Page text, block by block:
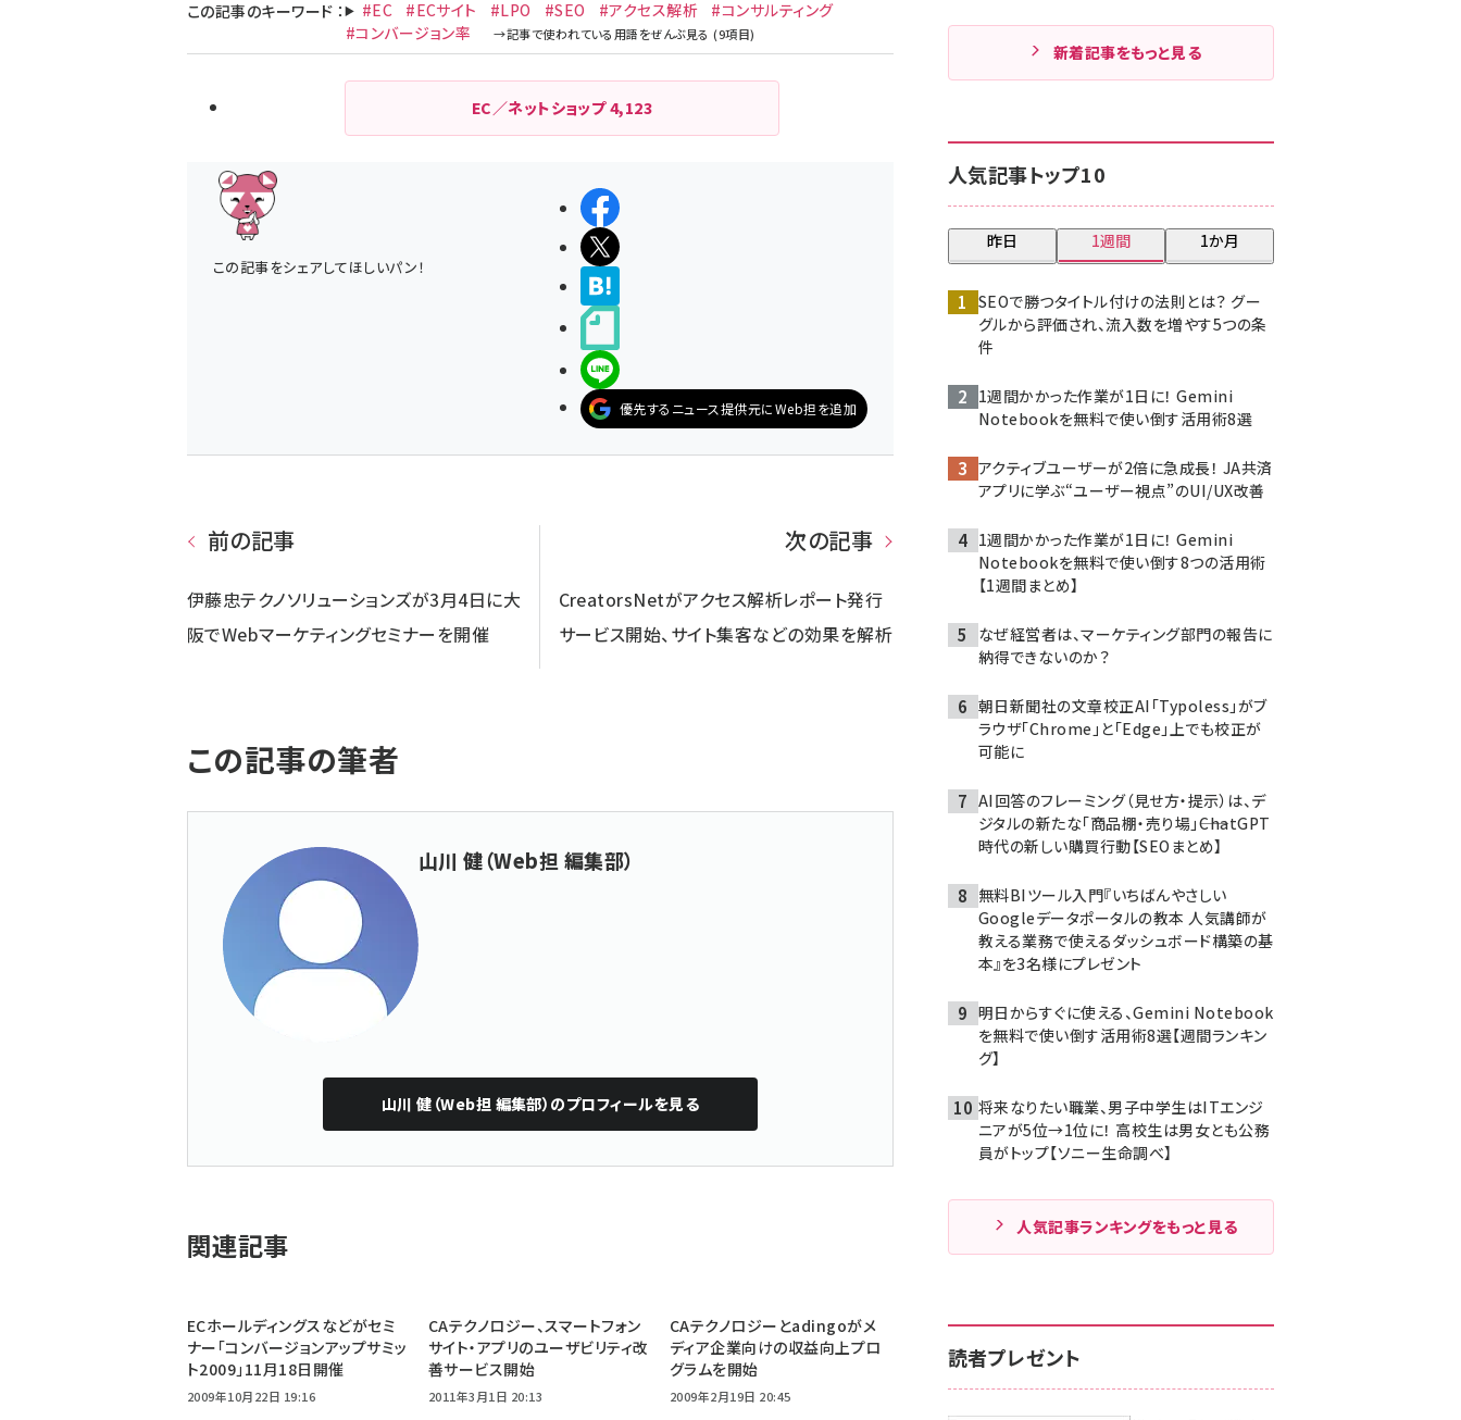
この記事のキーワード ： #EC #ECサイト #LPO #SEO #アクセス解析
#コンサルティング
#コンバージョン率
EC／ネットショップ4,123
この記事をシェアしてほしいパン！
シェアする
ポストする
LINEで送る
優先するニュース提供元にWeb担を追加
前の記事
伊藤忠テクノソリューションズが3月4日に大
阪でWebマーケティングセミナーを開催
次の記事
CreatorsNetがアクセス解析レポート発行
サービス開始、サイト集客などの効果を解析
この記事の筆者
山川 健（Web担 編集部）
山川 健（Web担 編集部） のプロフィールを見る
関連記事
ECホールディングスなどがセミ
ナー「コンバージョンアップサミッ
ト2009」11月18日開催
2009年10月22日 19:16
CAテクノロジー、スマートフォン
サイト・アプリのユーザビリティ改
善サービス開始
2011年3月1日 20:13
CAテクノロジーとadingoがメ
ディア企業向けの収益向上プロ
グラムを開始
2009年2月19日 20:45
新着記事をもっと見る
人気記事トップ10
昨日 1週間 1か月
SEOで勝つタイトル付けの法則とは？ グー
グルから評価され、流入数を増やす5つの条
件
1週間かかった作業が1日に！ Gemini
Notebookを無料で使い倒す活用術8選
アクティブユーザーが2倍に急成長！ JA共済
アプリに学ぶ“ユーザー視点”のUI/UX改善
1週間かかった作業が1日に！ Gemini
Notebookを無料で使い倒す8つの活用術
【1週間まとめ】
なぜ経営者は、マーケティング部門の報告に
納得できないのか？
朝日新聞社の文章校正AI「Typoless」がブ
ラウザ「Chrome」と「Edge」上でも校正が
可能に
AI回答のフレーミング（見せ方・提示）は、デ
ジタルの新たな「商品棚・売り場」――ChatGPT
時代の新しい購買行動【SEOまとめ】
無料BIツール入門『いちばんやさしい
Googleデータポータルの教本 人気講師が
教える業務で使えるダッシュボード構築の基
本』を3名様にプレゼント
明日からすぐに使える、Gemini Notebook
を無料で使い倒す活用術8選【週間ランキン
グ】
将来なりたい職業、男子中学生はITエンジ
ニアが5位→1位に！ 高校生は男女とも公務
員がトップ【ソニー生命調べ】
人気記事ランキングをもっと見る
読者プレゼント